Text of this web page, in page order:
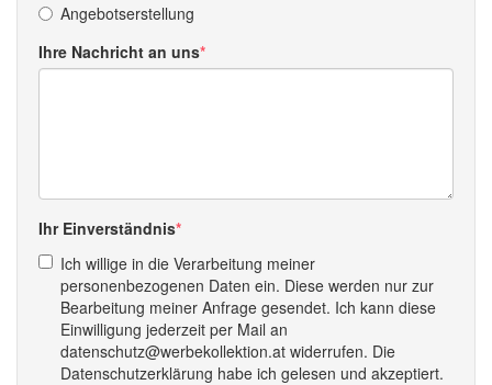
Angebotserstellung
Ihre Nachricht an uns
Ihr Einverständnis
Ich willige in die Verarbeitung meiner
personenbezogenen Daten ein. Diese werden nur zur
Bearbeitung meiner Anfrage gesendet. Ich kann diese
Einwilligung jederzeit per Mail an
datenschutz@werbekollektion.at widerrufen. Die
Datenschutzerklärung habe ich gelesen und akzeptiert.